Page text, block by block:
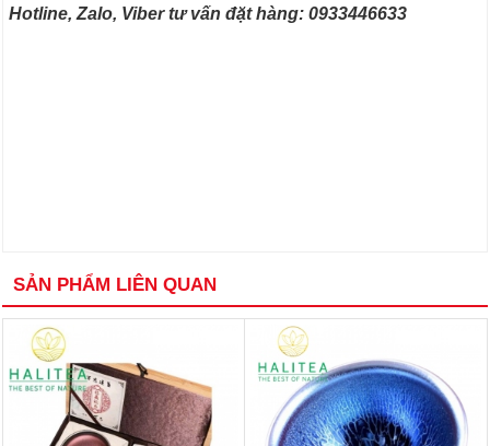
Hotline, Zalo, Viber tư vấn đặt hàng: 0933446633
SẢN PHẨM LIÊN QUAN